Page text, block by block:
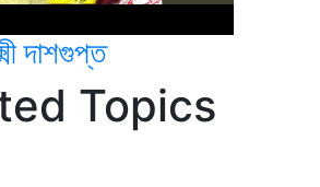
দাশগুপ্ত
Topics